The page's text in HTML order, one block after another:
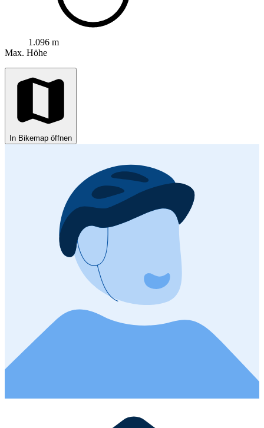
1.096 m
Max. Höhe
In Bikemap öffnen